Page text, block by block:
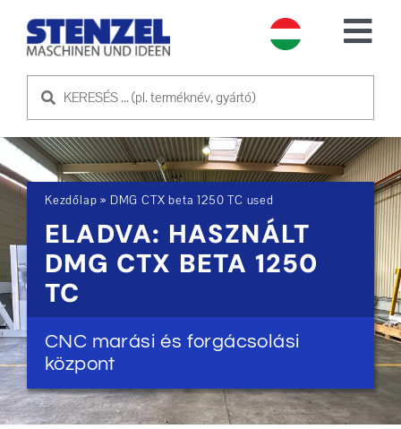
HASZNÁLT GÉPEK
ELADÓ GÉP
SZOLGÁLTATÁS
RÓLUNK
KAPCSOLATFELVÉTEL
Kezdőlap » DMG CTX beta 1250 TC used
ELADVA: HASZNÁLT
DMG CTX BETA 1250
TC
CNC marási és forgácsolási
központ